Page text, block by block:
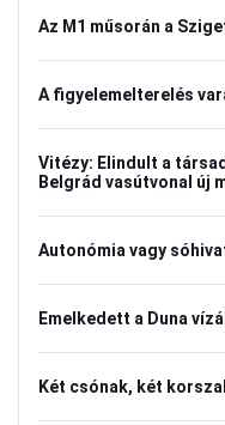
Az M1 műsorán a
A figyelemelterelés
Vitézy: Elindult a
Belgrád vasútvonal új
Autonómia vagy
Emelkedett a Duna
Két csónak, két